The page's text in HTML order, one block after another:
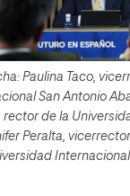
Paulina Taco,
San Antonio
rector de la
Peralta,